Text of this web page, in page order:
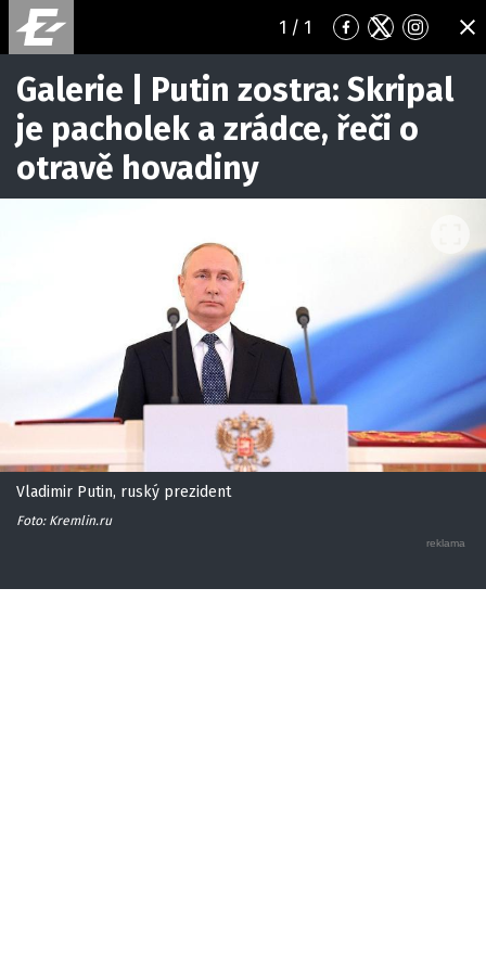
1 / 1
Přejít
na
Facebook
Přejít
na
Twitter
Přejít
na
Galerie | Putin zostra: Skripal
je pacholek a zrádce, řeči o
otravě hovadiny
Vladimir Putin, ruský prezident
Foto: Kremlin.ru